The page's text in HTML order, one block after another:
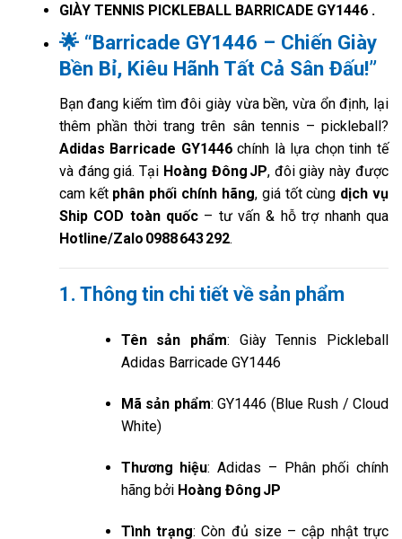
GIÀY TENNIS PICKLEBALL BARRICADE GY1446 .
🌟 “Barricade GY1446 – Chiến Giày
Bền Bỉ, Kiêu Hãnh Tất Cả Sân Đấu!”
Bạn đang kiếm tìm đôi giày vừa bền, vừa ổn định, lại
thêm phần thời trang trên sân tennis – pickleball?
Adidas Barricade GY1446chính là lựa chọn tinh tế
và đáng giá. Tại Hoàng Đông JP, đôi giày này được
cam kết phân phối chính hãng, giá tốt cùng dịch vụ
Ship COD toàn quốc– tư vấn & hỗ trợ nhanh qua
Hotline/Zalo 0988 643 292.
1. Thông tin chi tiết về sản phẩm
Tên sản phẩm: Giày Tennis Pickleball
Adidas Barricade GY1446
Mã sản phẩm: GY1446 (Blue Rush / Cloud
White)
Thương hiệu: Adidas – Phân phối chính
hãng bởi Hoàng Đông JP
Tình trạng: Còn đủ size – cập nhật trực